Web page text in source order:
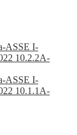
ASSE I-
10.2.2A-
ASSE I-
10.1.1A-